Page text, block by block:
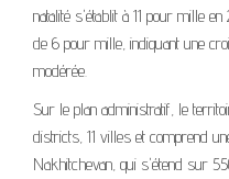
natalité s'établit à 11 pour mille
de 6 pour mille, indiquant une
modérée.
Sur le plan administratif, le
districts, 11 villes et comprend
Nakhitchevan, qui s'étend sur